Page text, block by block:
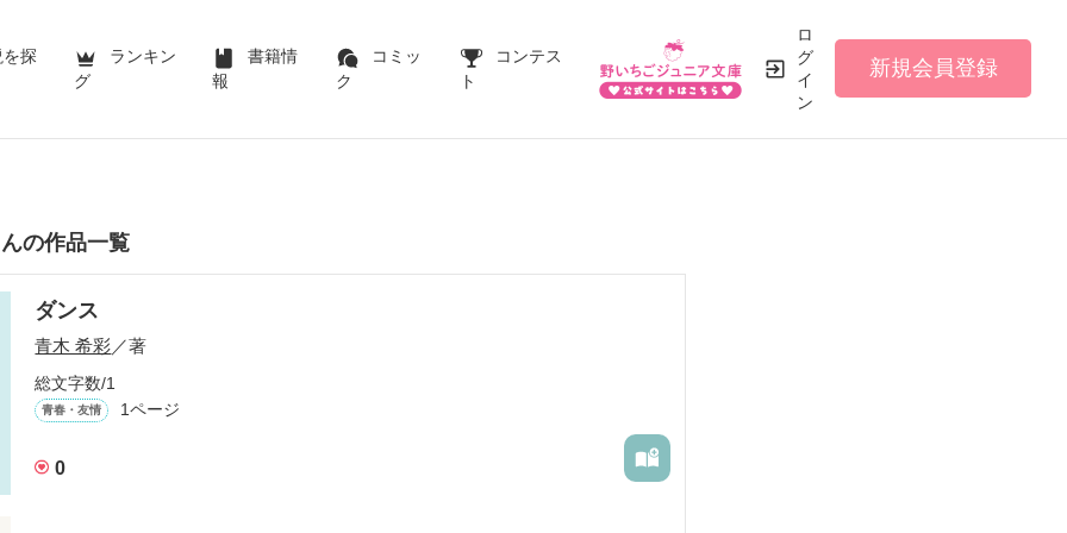
探
ランキン
グ
書籍情
報
コミッ
ク
コンテス
ト
ロ
グ
イ
ン
新規会員登録
の作品一覧
ダンス
青木 希彩／著
総文字数/1
青春・友情 1ページ
0